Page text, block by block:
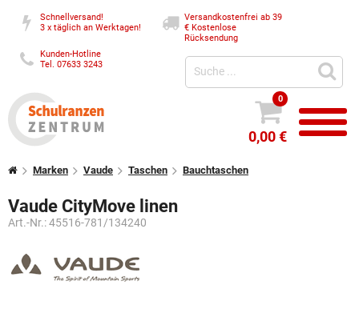
Schnellversand!
3 x täglich an Werktagen!
Versandkostenfrei ab 39
€Kostenlose
Rücksendung
Kunden-Hotline
Tel. 07633 3243
0
0,00 €
Marken Vaude Taschen Bauchtaschen
Vaude CityMove linen
Art.-Nr.:45516-781/134240